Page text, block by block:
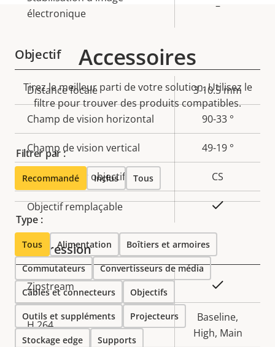
électronique
–
Objectif
Description
de la
propriété
Valeur de
la
propriété
Distance focale 3-10.5 mm
Champ de vision horizontal 90-33 °
Champ de vision vertical 49-19 °
Fixation pour objectif CS
Objectif remplaçable Oui
Compression
Description
de la
propriété
Valeur de
la
propriété
Zipstream
H.264
Baseline,
High, Main
Accessoires
Tirez le meilleur parti de votre solution. Utilisez le
filtre pour trouver des produits compatibles.
Filtrer par :
Recommandé Inclus Tous
Type :
Tous Alimentation Boîtiers et armoires
Commutateurs Convertisseurs de média
Câbles et connecteurs Objectifs
Outils et suppléments Projecteurs
Stockage edge Supports